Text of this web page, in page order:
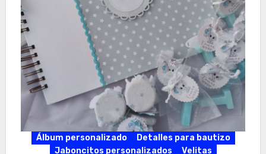
Álbum personalizado
Detalles para bautizo
Jaboncitos personalizados
Velitas